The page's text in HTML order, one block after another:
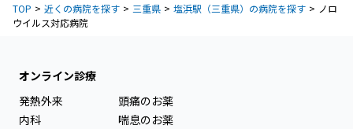
TOP 近くの病院を探す 三重県 塩浜駅（三重県）の病院を探す
ノロ
ウイルス対応病院
オンライン診療
発熱外来
内科
頭痛のお薬
喘息のお薬